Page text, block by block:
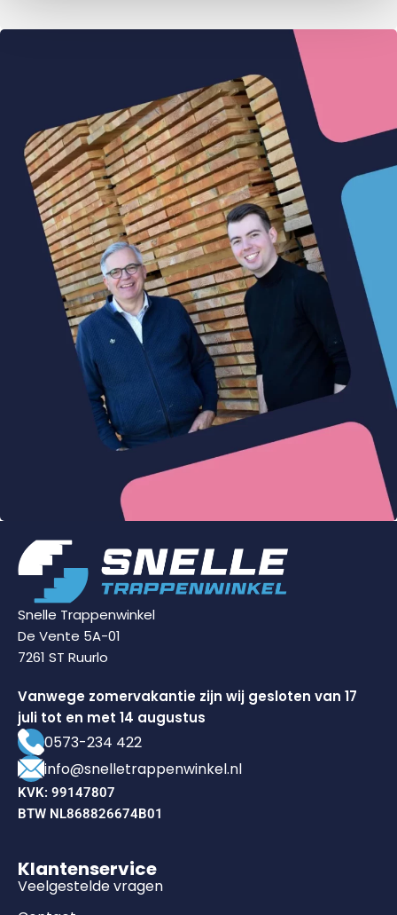
Snelle Trappenwinkel
De Vente 5A-01
7261 ST Ruurlo
Vanwege zomervakantie zijn wij gesloten van 17
juli tot en met 14 augustus
0573-234 422
info@snelletrappenwinkel.nl
KVK: 99147807
BTW NL868826674B01
Klantenservice
Veelgestelde vragen